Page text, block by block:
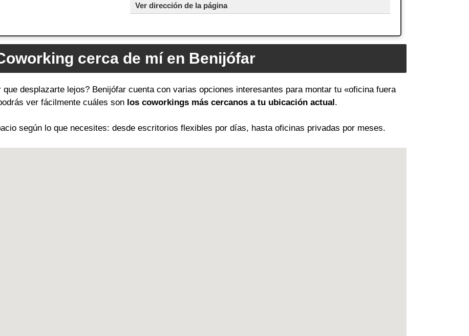
Ver dirección de la página
cerca de mí en Benijófar
desplazarte lejos? Benijófar cuenta con varias opciones interesantes para montar tu «oficina fuera
ver fácilmente cuáles son los coworkings más cercanos a tu ubicación actual.
según lo que necesites: desde escritorios flexibles por días, hasta oficinas privadas por meses.